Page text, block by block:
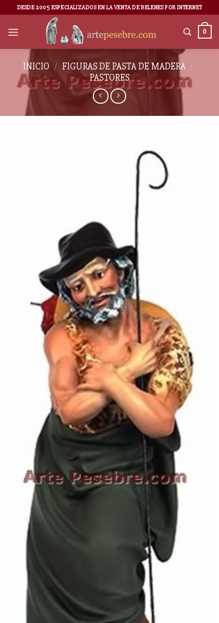
DESDE 2005 ESPECIALIZADOS EN LA VENTA DE BELENES POR INTERNET
0
INICIO / FIGURAS DE PASTA DE MADERA /
PASTORES